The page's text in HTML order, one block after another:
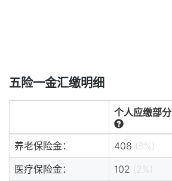
五险一金汇缴明细
个人应缴部分
养老保险金： 408 (8%)
医疗保险金：
102 (2%)